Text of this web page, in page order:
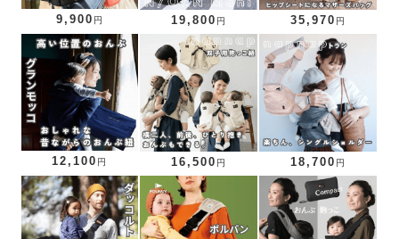
9,900 円 19,800 円 35,970 円
12,100 円 16,500 円 18,700 円